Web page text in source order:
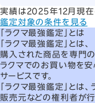
実績は2025年12月現在
鑑定対象の条件を見る
「ラクマ最強鑑定」とは
ラクマ最強鑑定
」とは、
購入された商品を専門
ラクマでのお買い物を安
サービスです。
「ラクマ最強鑑定」とは
販売元などの権利者が